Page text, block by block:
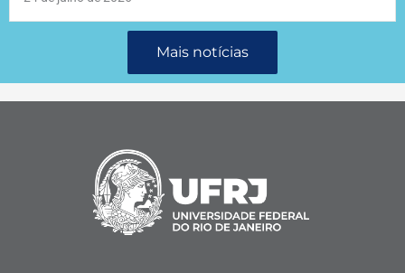
Mais notícias